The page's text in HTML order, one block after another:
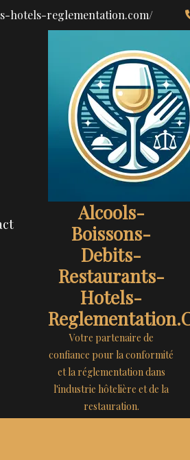
hotels-reglementation.com/
Alcools-
Boissons-
Debits-
Restaurants-
Hotels-
Votre partenaire de
confiance pour la conformité
et la réglementation dans
l'industrie hôtelière et de la
restauration.